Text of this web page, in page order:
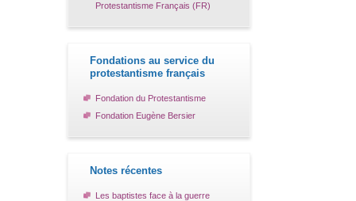
Protestantisme Français (FR)
Fondations au service du
protestantisme français
Fondation du Protestantisme
Fondation Eugène Bersier
Notes récentes
Les baptistes face à la guerre